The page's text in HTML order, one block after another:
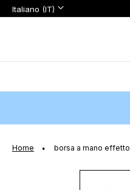
Lingua
Lingua:
Italiano (IT)
Home borsa a mano